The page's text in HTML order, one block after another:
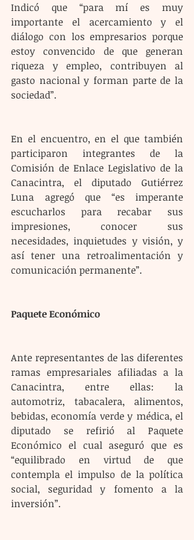
Indicó que “para mí es muy
importante el acercamiento y el
diálogo con los empresarios porque
estoy convencido de que generan
riqueza y empleo, contribuyen al
gasto nacional y forman parte de la
sociedad”.
En el encuentro, en el que también
participaron integrantes de la
Comisión de Enlace Legislativo de la
Canacintra, el diputado Gutiérrez
Luna agregó que “es imperante
escucharlos para recabar sus
impresiones, conocer sus
necesidades, inquietudes y visión, y
así tener una retroalimentación y
comunicación permanente”.
Paquete Económico
Ante representantes de las diferentes
ramas empresariales afiliadas a la
Canacintra, entre ellas: la
automotriz, tabacalera, alimentos,
bebidas, economía verde y médica, el
diputado se refirió al Paquete
Económico el cual aseguró que es
“equilibrado en virtud de que
contempla el impulso de la política
social, seguridad y fomento a la
inversión”.